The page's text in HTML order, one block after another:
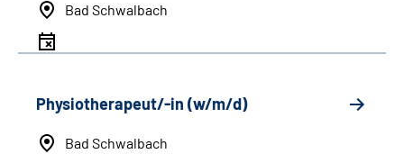
Bad Schwalbach
Physiotherapeut/-in (w/m/d)
Bad Schwalbach